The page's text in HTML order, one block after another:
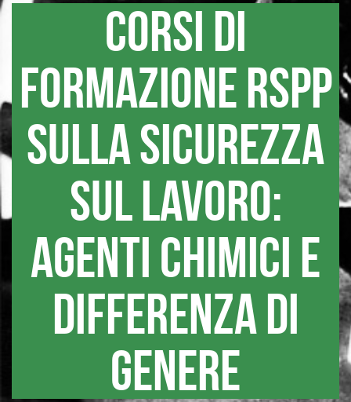
Corsi di
formazione RSPP
sulla sicurezza
sul lavoro:
agenti chimici e
differenza di
genere